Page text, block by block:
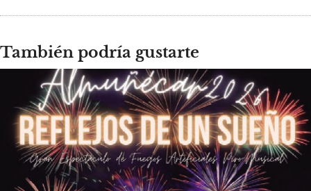
También podría gustarte